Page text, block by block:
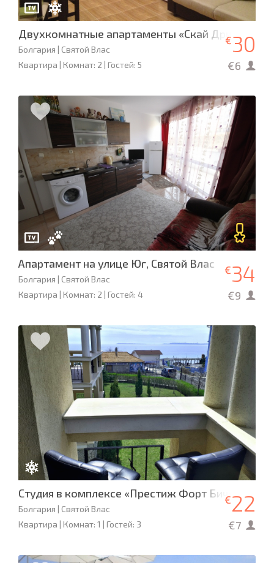
Двухкомнатные апартаменты «Скай Дримс»
Болгария | Святой Влас
Квартира | Комнат: 2 | Гостей: 5
€30
€6
Апартамент на улице Юг, Святой Влас
Болгария | Святой Влас
Квартира | Комнат: 2 | Гостей: 4
€34
€9
Студия в комплексе «Престиж Форт Бич»
Болгария | Святой Влас
Квартира | Комнат: 1 | Гостей: 3
€22
€7